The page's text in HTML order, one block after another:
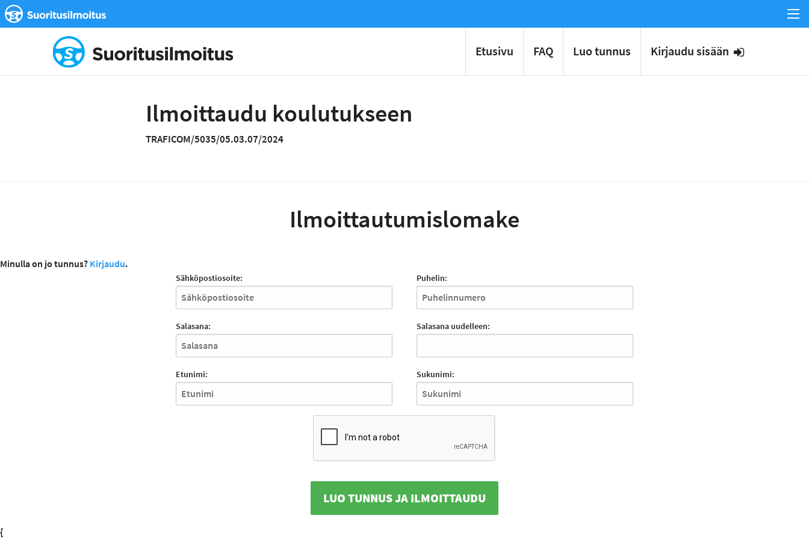
Etusivu FAQ Luo tunnus Kirjaudu sisään
Ilmoittaudu koulutukseen
TRAFICOM/5035/05.03.07/2024
Ilmoittautumislomake
Minulla on jo tunnus? Kirjaudu.
Sähköpostiosoite: Puhelin:
Salasana: Salasana uudelleen:
Etunimi: Sukunimi:
LUO TUNNUS JA ILMOITTAUDU
{